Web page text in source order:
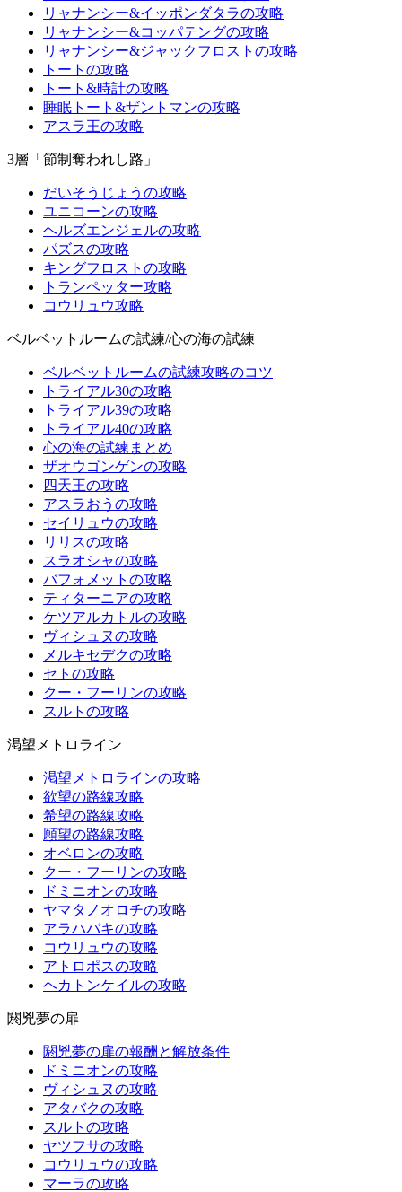
リャナンシー&イッポンダタラの攻略
リャナンシー&コッパテングの攻略
リャナンシー&ジャックフロストの攻略
トートの攻略
トート&時計の攻略
睡眠トート&ザントマンの攻略
アスラ王の攻略
3層「節制奪われし路」
だいそうじょうの攻略
ユニコーンの攻略
ヘルズエンジェルの攻略
パズスの攻略
キングフロストの攻略
トランペッター攻略
コウリュウ攻略
ベルベットルームの試練/心の海の試練
ベルベットルームの試練攻略のコツ
トライアル30の攻略
トライアル39の攻略
トライアル40の攻略
心の海の試練まとめ
ザオウゴンゲンの攻略
四天王の攻略
アスラおうの攻略
セイリュウの攻略
リリスの攻略
スラオシャの攻略
バフォメットの攻略
ティターニアの攻略
ケツアルカトルの攻略
ヴィシュヌの攻略
メルキセデクの攻略
セトの攻略
クー・フーリンの攻略
スルトの攻略
渇望メトロライン
渇望メトロラインの攻略
欲望の路線攻略
希望の路線攻略
願望の路線攻略
オベロンの攻略
クー・フーリンの攻略
ドミニオンの攻略
ヤマタノオロチの攻略
アラハバキの攻略
コウリュウの攻略
アトロポスの攻略
ヘカトンケイルの攻略
閼兇夢の扉
閼兇夢の扉の報酬と解放条件
ドミニオンの攻略
ヴィシュヌの攻略
アタバクの攻略
スルトの攻略
ヤツフサの攻略
コウリュウの攻略
マーラの攻略